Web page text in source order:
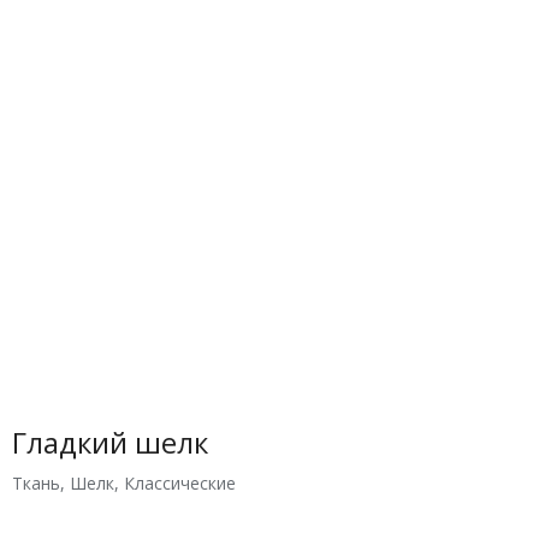
Гладкий шелк
Ткань, Шелк, Классические